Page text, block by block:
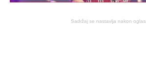
Sadržaj se nastavlja nakon